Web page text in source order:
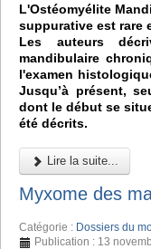
L'Ostéomyélite
suppurative est rare
Les auteurs
mandibulaire
l'examen
Jusqu’à présent,
dont le début se
été décrits.
Lire la suite...
Myxome des
Catégorie : Dossiers du
Publication : 13